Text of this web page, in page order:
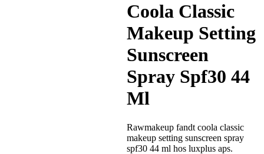
Coola Classic
Makeup Setting
Sunscreen
Spray Spf30 44
Ml
Rawmakeup fandt coola classic
makeup setting sunscreen spray
spf30 44 ml hos luxplus aps.